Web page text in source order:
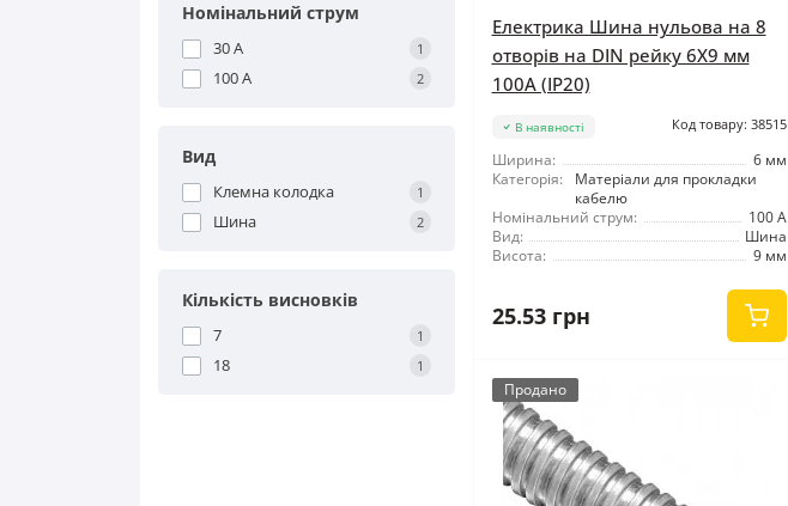
Номінальний струм
30 А 1
100 А 2
Вид
Клемна колодка 1
Шина 2
Кількість висновків
7 1
18 1
Електрика Шина нульова на 8
отворів на DIN рейку 6X9 мм
100A (IP20)
В наявності Код товару: 38515
Ширина:
6 мм
Категорія:
Матеріали для прокладки
кабелю
Номінальний струм:
100 А
Вид:
Шина
Висота:
9 мм
25.53 грн
Продано